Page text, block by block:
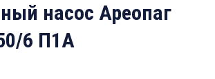
насос Ареопаг
6 П1А